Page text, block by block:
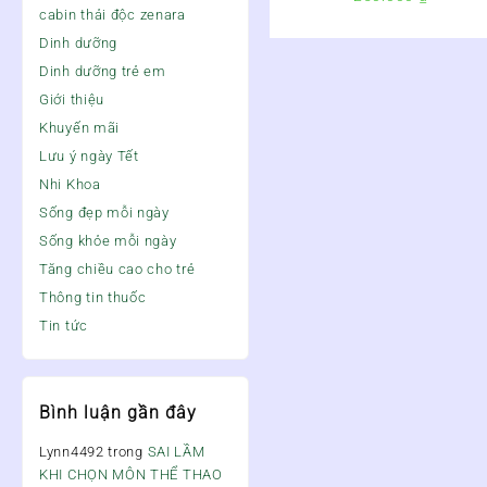
cabin thải độc zenara
Dinh dưỡng
Dinh dưỡng trẻ em
Giới thiệu
Khuyến mãi
Lưu ý ngày Tết
Nhi Khoa
Sống đẹp mỗi ngày
Sống khỏe mỗi ngày
Tăng chiều cao cho trẻ
Thông tin thuốc
Tin tức
Bình luận gần đây
Lynn4492 trong SAI LẦM
KHI CHỌN MÔN THỂ THAO
Rối Loạn Tiêu Hóa –